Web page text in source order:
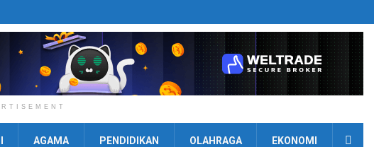
AGAMA PENDIDIKAN OLAHRAGA EKONOMI